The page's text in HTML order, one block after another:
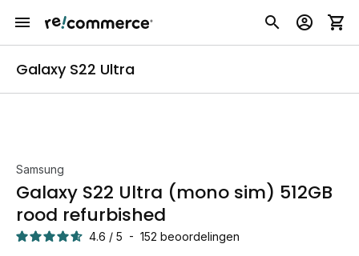
Galaxy S22 Ultra
Samsung
Galaxy S22 Ultra (mono sim) 512GB
rood refurbished
4.6 / 5 - 152 beoordelingen